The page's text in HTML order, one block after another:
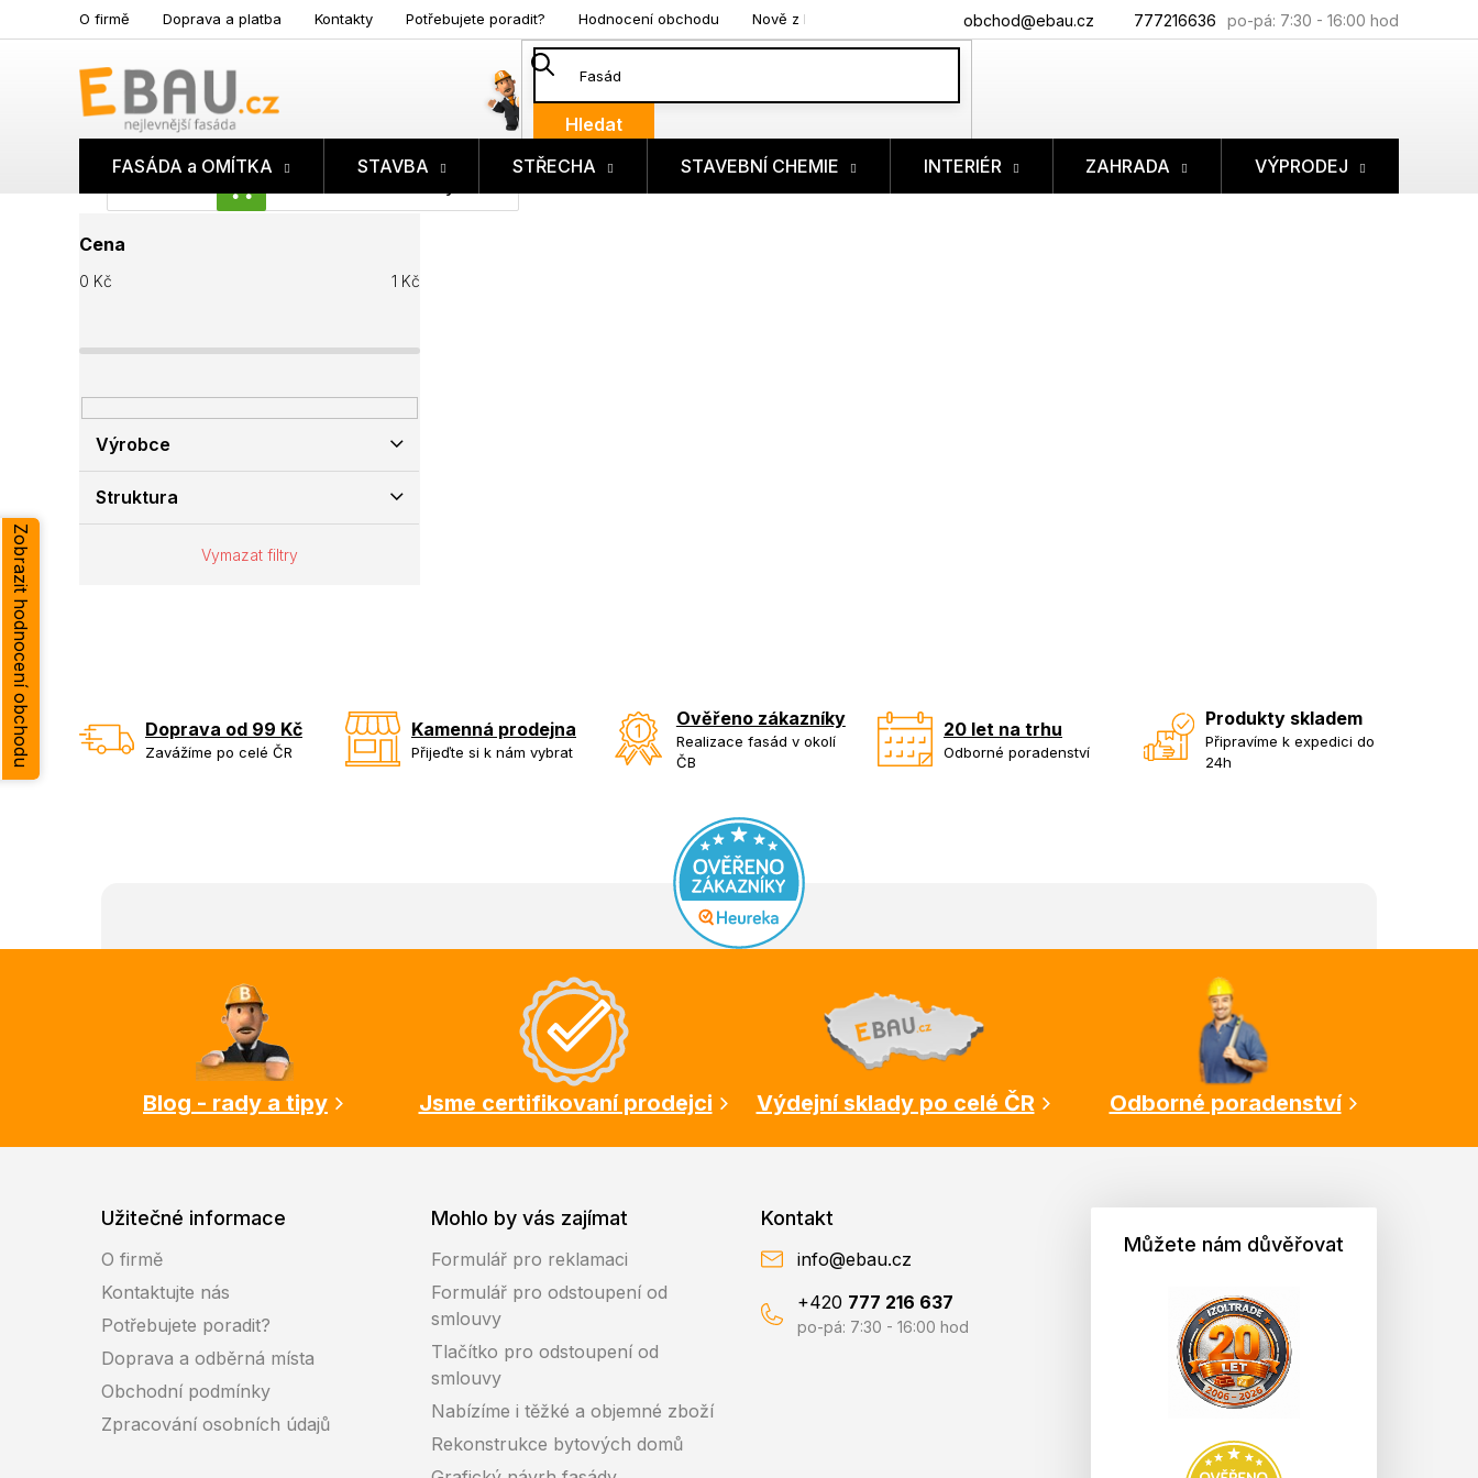
na
777216636
obchod@ebau.cz
O firmě Doprava a platba Kontakty Potřebujete poradit? Hodnocení obchodu Nově z blogu
Hledat
NÁKUPNÍ
FASÁDA a OMÍTKA STAVBA STŘECHA STAVEBNÍ CHEMIE INTERIÉR ZAHRADA VÝPRODEJ
o
s
a
n
í
a
Cena
0 Kč 1 Kč
Výrobce
Struktura
Vymazat filtry
Doprava od 99 Kč
Zavážíme po celé ČR
Kamenná prodejna
Přijeďte si k nám vybrat
Ověřeno zákazníky
Realizace fasád v okolí
ČB
20 let na trhu
Odborné poradenství
Produkty skladem
Připravíme k expedici do
24h
Blog - rady a tipy
Jsme certifikovaní prodejci Výdejní sklady po celé ČR Odborné poradenství
Užitečné informace
O firmě
Kontaktujte nás
Potřebujete poradit?
Doprava a odběrná místa
Obchodní podmínky
Zpracování osobních údajů
Mohlo by vás zajímat
Formulář pro reklamaci
Formulář pro odstoupení od
smlouvy
Tlačítko pro odstoupení od
smlouvy
Nabízíme i těžké a objemné zboží
Rekonstrukce bytových domů
Kontakt
info@ebau.cz
+420 777 216 637
po-pá: 7:30 - 16:00 hod
Můžete nám důvěřovat
Zobrazit hodnocení obchodu